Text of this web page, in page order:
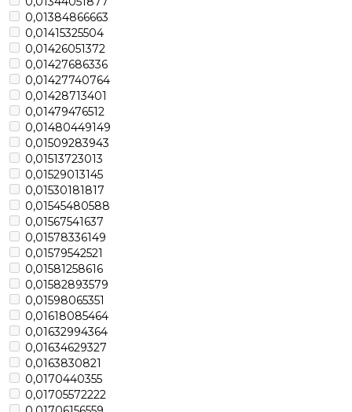
0,01384866663
0,01415325504
0,01426051372
0,01427686336
0,01427740764
0,01428713401
0,01479476512
0,01480449149
0,01509283943
0,01513723013
0,01529013145
0,01530181817
0,01545480588
0,01567541637
0,01578336149
0,01579542521
0,01581258616
0,01582893579
0,01598065351
0,01618085464
0,01632994364
0,01634629327
0,0163830821
0,0170440355
0,01705572222